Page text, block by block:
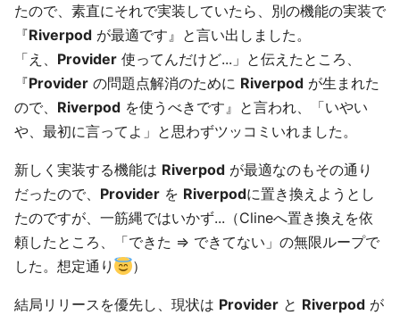
たので、素直にそれで実装していたら、別の機能の実装で
『Riverpod が最適です』と言い出しました。
「え、 Provider 使ってんだけど...」と伝えたところ、
『Provider の問題点解消のために Riverpod が生まれた
ので、 Riverpod を使うべきです』と言われ、「いやい
や、最初に言ってよ」と思わずツッコミいれました。
新しく実装する機能は Riverpod が最適なのもその通り
だったので、 Provider を Riverpodに置き換えようとし
たのですが、一筋縄ではいかず...（Clineへ置き換えを依
頼したところ、「できた ⇒ できてない」の無限ループで
した。想定通り
）
結局リリースを優先し、現状は Provider と Riverpod が